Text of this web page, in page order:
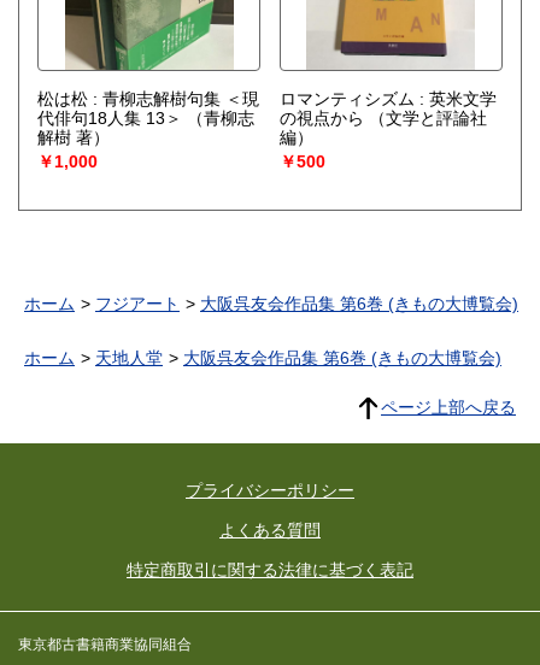
松は松 : 青柳志解樹句集 ＜現
代俳句18人集 13＞
（青柳志
解樹 著）
￥1,000
ロマンティシズム : 英米文学
の視点から
（文学と評論社
編）
￥500
ホーム フジアート 大阪呉友会作品集 第6巻 (きもの大博覧会)
ホーム 天地人堂 大阪呉友会作品集 第6巻 (きもの大博覧会)
ページ上部へ戻る
プライバシーポリシー
よくある質問
特定商取引に関する法律に基づく表記
東京都古書籍商業協同組合